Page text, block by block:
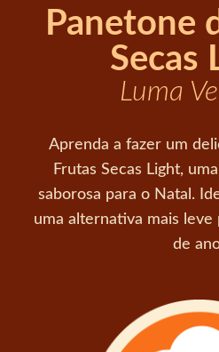
Panetone
Secas
Luma
Aprenda a fazer um
Frutas Secas Light,
saborosa para o Natal.
uma alternativa mais leve
de